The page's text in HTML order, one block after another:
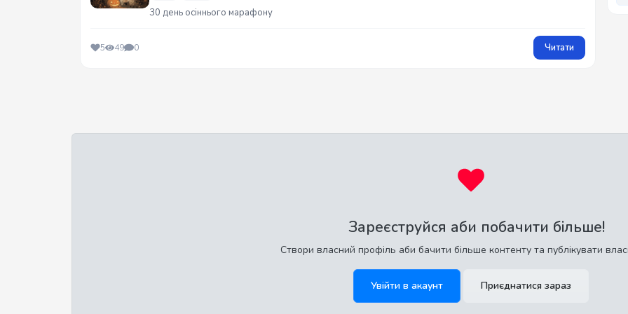
30 день осіннього марафону
5 49 0 Читати
Зареєструйся аби побачити більше!
Створи власний профіль аби бачити більше контенту та публікувати
Увійти в акаунт Приєднатися зараз